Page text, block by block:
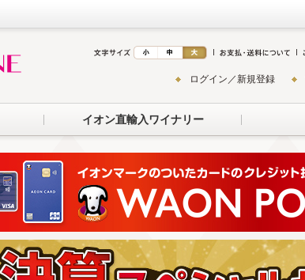
ログイン／新規登録
イオン直輸入ワイナリー